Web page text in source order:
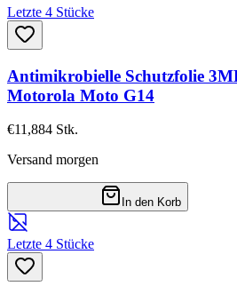
Letzte 4 Stücke
Antimikrobielle Schutzfolie
Motorola Moto G14
€11,884 Stk.
Versand morgen
In den Korb
Letzte 4 Stücke